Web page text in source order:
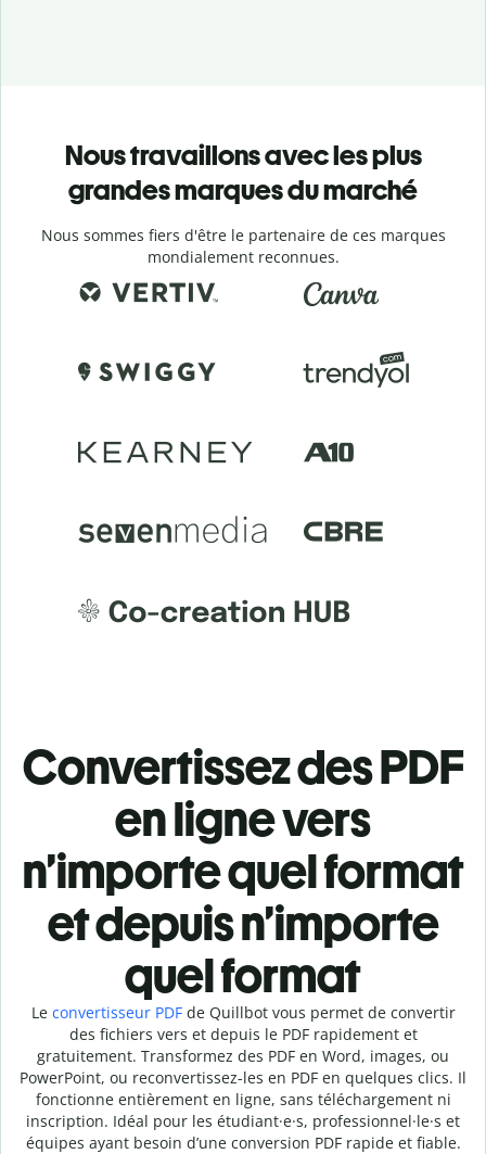
Nous travaillons avec les plus
grandes marques du marché
Nous sommes fiers d'être le partenaire de ces marques
mondialement reconnues.
Convertissez des PDF
en ligne vers
n’importe quel format
et depuis n’importe
quel format
Le convertisseur PDFde Quillbot vous permet de convertir
des fichiers vers et depuis le PDF rapidement et
gratuitement. Transformez des PDF en Word, images, ou
PowerPoint, ou reconvertissez-les en PDF en quelques clics. Il
fonctionne entièrement en ligne, sans téléchargement ni
inscription. Idéal pour les étudiant·e·s, professionnel·le·s et
équipes ayant besoin d’une conversion PDF rapide et fiable.